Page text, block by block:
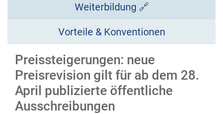
Weiterbildung 🔗
Vorteile & Konventionen
Preissteigerungen: neue
Preisrevision gilt für ab dem 28.
April publizierte öffentliche
Ausschreibungen